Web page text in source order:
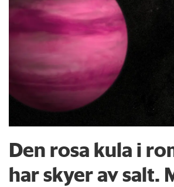
Den rosa kula i
har skyer av salt.